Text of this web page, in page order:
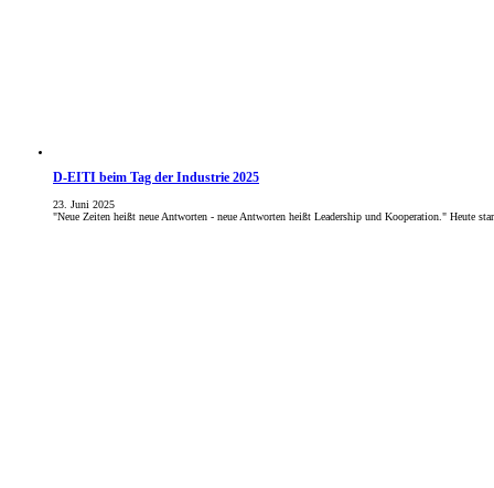
D-EITI beim Tag der Industrie 2025
23. Juni 2025
"Neue Zeiten heißt neue Antworten - neue Antworten heißt Leadership und Kooperation." Heute